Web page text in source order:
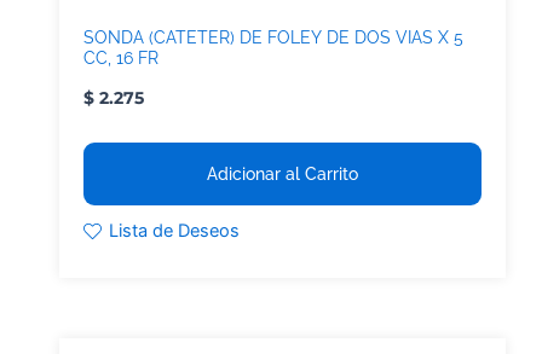
SONDA (CATETER) DE FOLEY DE DOS VIAS X 5
CC, 16 FR
$ 2.275
Adicionar al Carrito
Lista de Deseos